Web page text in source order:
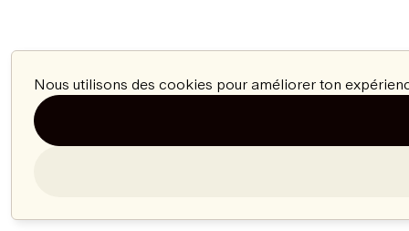
Nous utilisons des cookies pour améliorer ton